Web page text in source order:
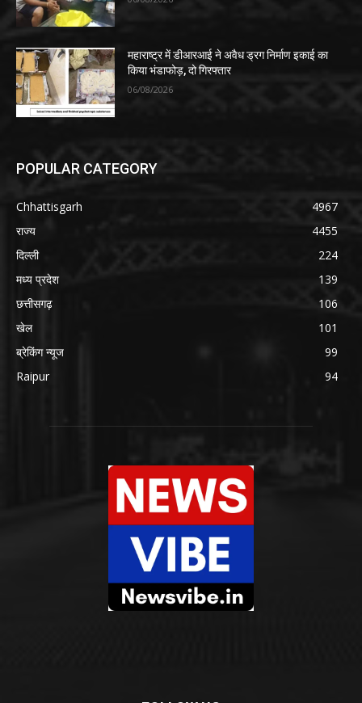
महाराष्ट्र में डीआरआई ने अवैध ड्रग निर्माण इकाई का
किया भंडाफोड़, दो गिरफ्तार
06/08/2026
POPULAR CATEGORY
Chhattisgarh
4967
राज्य
4455
दिल्ली
224
मध्य प्रदेश
139
छत्तीसगढ़
106
खेल
101
ब्रेकिंग न्यूज
99
Raipur
94